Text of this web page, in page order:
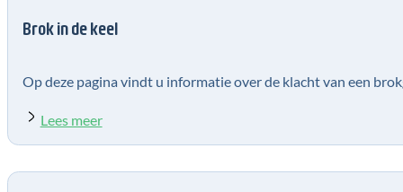
Brok in de keel
Op deze pagina vindt u informatie over de klacht van een
Lees meer